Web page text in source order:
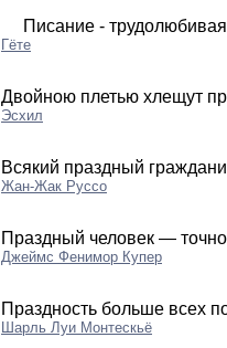
Писание -
Гёте
Двойною плетью хлещут
Эсхил
Всякий праздный
Жан-Жак Руссо
Праздный человек —
Джеймс Фенимор Купер
Праздность больше всех
Шарль Луи Монтескьё